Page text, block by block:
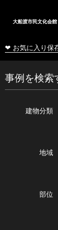
大船渡市民文化会館
❤ お気に入り保
事例を検索
建物分類
地域
部位